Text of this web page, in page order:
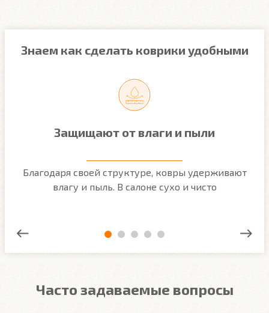
Знаем как сделать коврики удобными
Защищают от влаги и пыли
Благодаря своей структуре, ковры удерживают
влагу и пыль. В салоне сухо и чисто
Часто задаваемые вопросы